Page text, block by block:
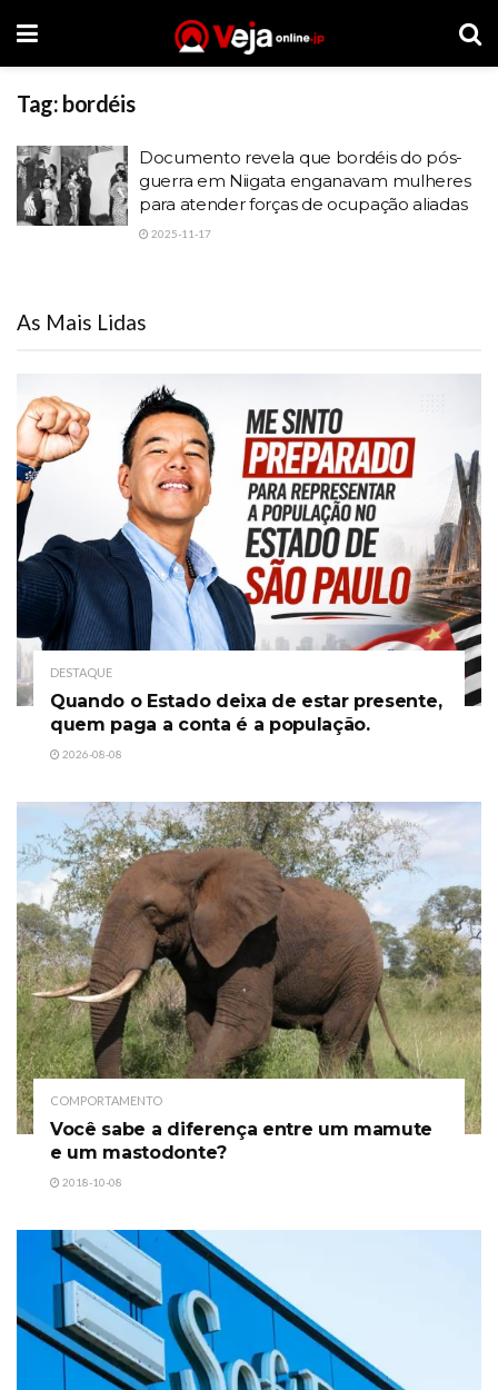
Tag: bordéis
Documento revela que bordéis do pós-
guerra em Niigata enganavam mulheres
para atender forças de ocupação aliadas
2025-11-17
As Mais Lidas
DESTAQUE
Quando o Estado deixa de estar presente,
quem paga a conta é a população.
2026-08-08
COMPORTAMENTO
Você sabe a diferença entre um mamute
e um mastodonte?
2018-10-08